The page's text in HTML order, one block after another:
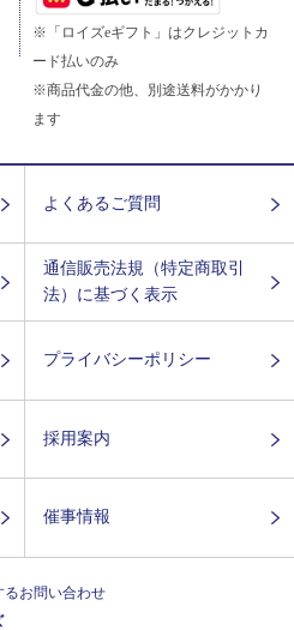
※「ロイズeギフト」はクレジットカ
ード払いのみ
※商品代金の他、別途送料がかかり
ます
よくあるご質問
通信販売法規（特定商取引
法）に基づく表示
プライバシーポリシー
採用案内
催事情報
るお問い合わせ